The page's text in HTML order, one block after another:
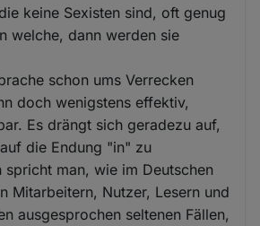
keine Sexisten sind, oft genug
welche, dann werden sie
schon ums Verrecken
doch wenigstens effektiv,
Es drängt sich geradezu auf,
die Endung "in" zu
spricht man, wie im Deutschen
Mitarbeitern, Nutzer, Lesern und
ausgesprochen seltenen Fällen,